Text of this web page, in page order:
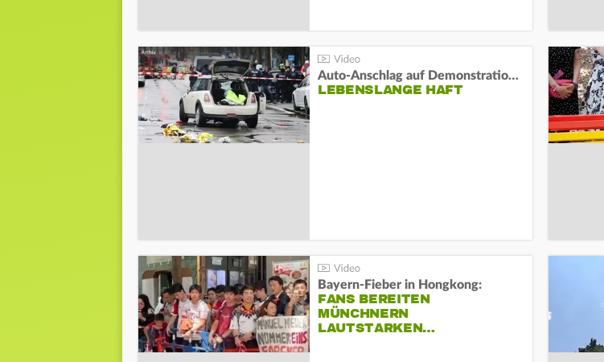
Auto-Anschlag auf Demonstration in München:
LEBENSLANGE HAFT
Bayern-Fieber in Hongkong:
FANS BEREITEN
MÜNCHNERN
LAUTSTARKEN…